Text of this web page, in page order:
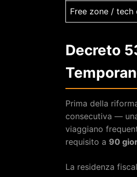
Free zone / tech
Decreto
Prima della
consecutiva —
viaggiano
requisito a 90
La residenza